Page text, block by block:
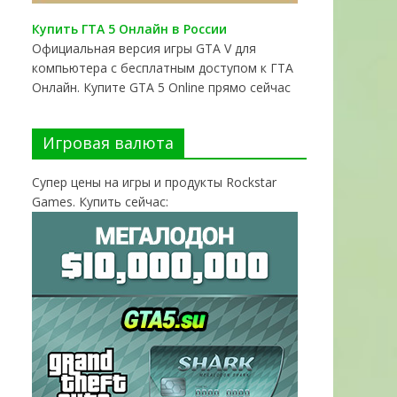
Купить ГТА 5 Онлайн в России
Официальная версия игры GTA V для
компьютера с бесплатным доступом к ГТА
Онлайн. Купите GTA 5 Online прямо сейчас
Игровая валюта
Супер цены на игры и продукты Rockstar
Games. Купить сейчас: